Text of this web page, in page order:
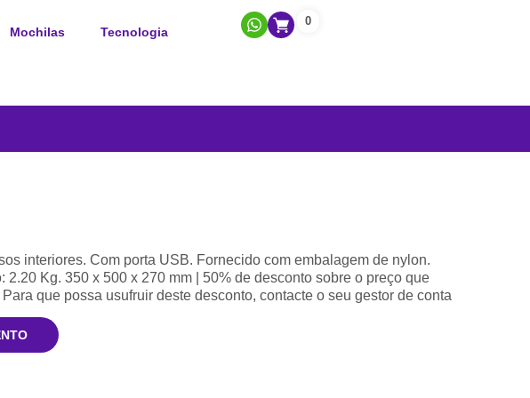
Mochilas Tecnologia
0
interiores. Com porta USB. Fornecido com embalagem de nylon.
2.20 Kg. 350 x 500 x 270 mm | 50% de desconto sobre o preço que
que possa usufruir deste desconto, contacte o seu gestor de conta